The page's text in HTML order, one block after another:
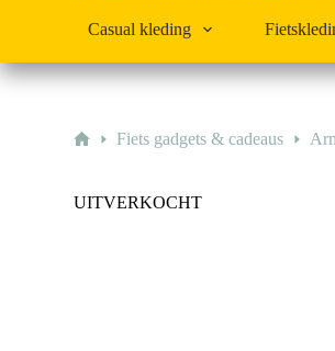
Casual kleding
HomeFiets gadgets & cadeaus
UITVERKOCHT